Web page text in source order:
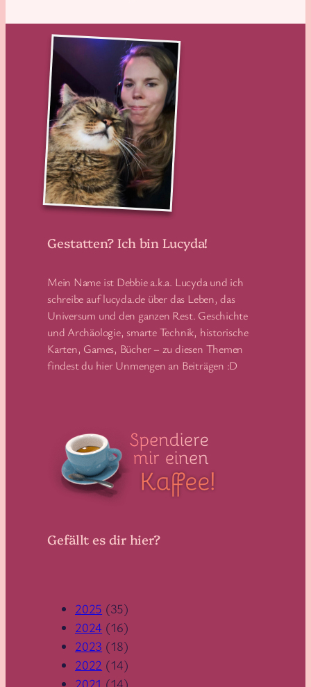
Gestatten? Ich bin Lucyda!
Mein Name ist Debbie a.k.a. Lucyda und ich
schreibe auf lucyda.de über das Leben, das
Universum und den ganzen Rest. Geschichte
und Archäologie, smarte Technik, historische
Karten, Games, Bücher – zu diesen Themen
findest du hier Unmengen an Beiträgen :D
Gefällt es dir hier?
2025 (35)
2024 (16)
2023 (18)
2022 (14)